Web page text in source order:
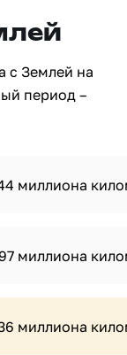
с Землей на
период –
миллиона
миллиона
миллиона